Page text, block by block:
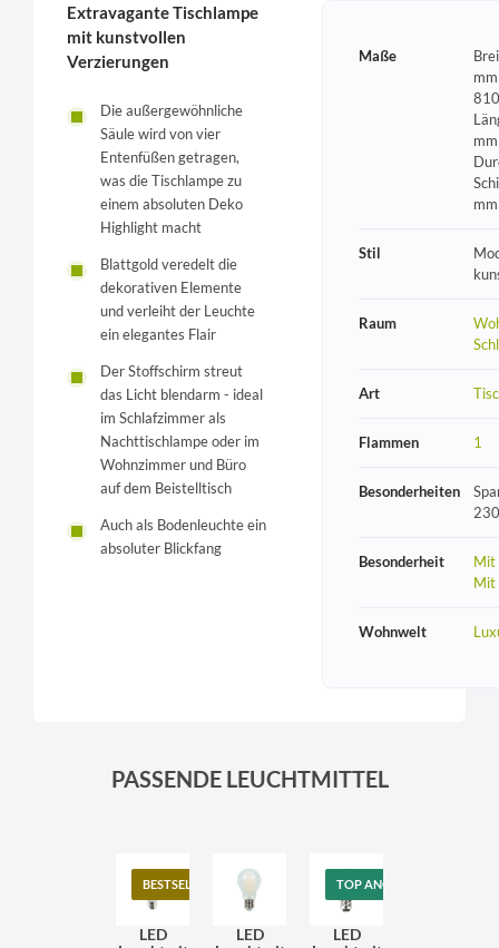
Extravagante Tischlampe
mit kunstvollen
Verzierungen
Die außergewöhnliche
Säule wird von vier
Entenfüßen getragen,
was die Tischlampe zu
einem absoluten Deko
Highlight macht
Blattgold veredelt die
dekorativen Elemente
und verleiht der Leuchte
ein elegantes Flair
Der Stoffschirm streut
das Licht blendarm - ideal
im Schlafzimmer als
Nachttischlampe oder im
Wohnzimmer und Büro
auf dem Beistelltisch
Auch als Bodenleuchte ein
absoluter Blickfang
Maße
mm
Stil
Raum
Art
Flammen 1
Besonderheiten
Besonderheit
Mit
Mit
Wohnwelt
PASSENDE LEUCHTMITTEL
BESTSELLER
LED
LED
TOP ANGEBOT
LED